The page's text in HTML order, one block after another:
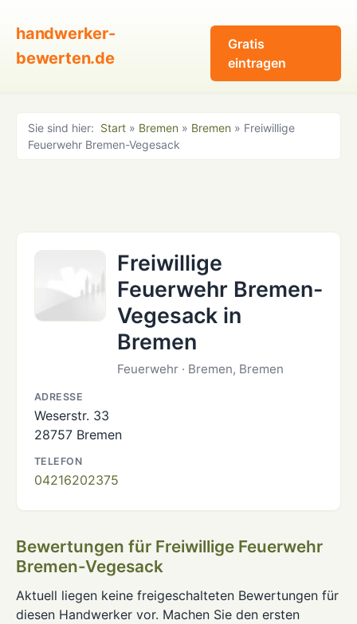
handwerker-
bewerten.de
Gratis
eintragen
Sie sind hier: Start » Bremen » Bremen » Freiwillige
Feuerwehr Bremen-Vegesack
Freiwillige
Feuerwehr Bremen-
Vegesack in
Bremen
Feuerwehr · Bremen, Bremen
ADRESSE
Weserstr. 33
28757 Bremen
TELEFON
04216202375
Bewertungen für Freiwillige Feuerwehr
Bremen-Vegesack
Aktuell liegen keine freigeschalteten Bewertungen für
diesen Handwerker vor. Machen Sie den ersten